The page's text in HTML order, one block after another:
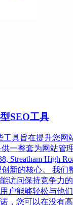
SEO工具
工具旨在提升您网
供一整套为网站管
Streatham High
新的核心。 我们
访问保持竞争力
户能够轻松与他
，您可以在没有